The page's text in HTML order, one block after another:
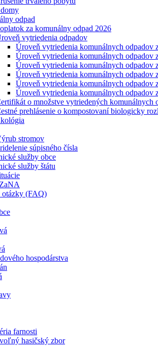
odpad
za komunálny odpad 2026
vytriedenia odpadov
Úroveň vytriedenia komunálnych odpadov
Úroveň vytriedenia komunálnych odpadov
Úroveň vytriedenia komunálnych odpadov
Úroveň vytriedenia komunálnych odpadov
Úroveň vytriedenia komunálnych odpadov
Úroveň vytriedenia komunálnych odpadov
o množstve vytriedených komunálnych
prehlásenie o kompostovaní biologicky
stromov
súpisného čísla
služby obce
služby štátu
otázky (FAQ)
hospodárstva
farnosti
hasičský zbor